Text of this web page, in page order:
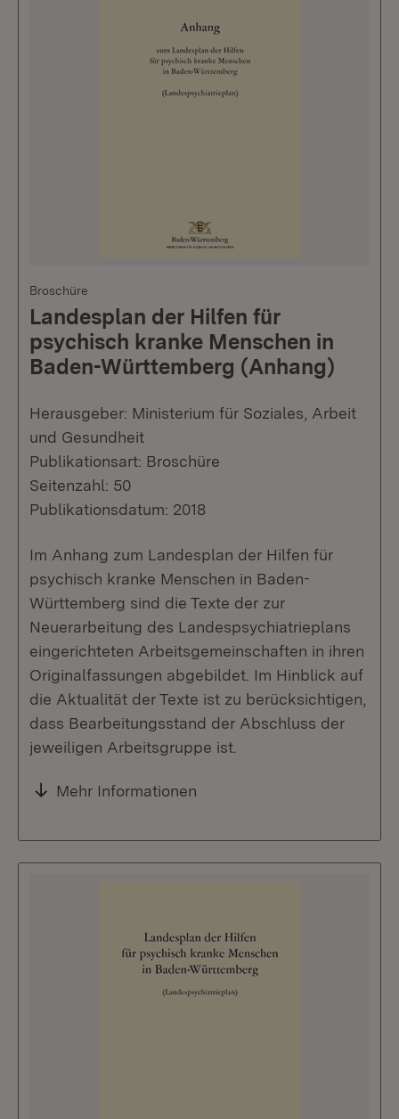
Broschüre
Landesplan der Hilfen für
psychisch kranke Menschen in
Baden-Württemberg (Anhang)
Herausgeber: Ministerium für Soziales, Arbeit
und Gesundheit
Publikationsart: Broschüre
Seitenzahl: 50
Publikationsdatum: 2018
Im Anhang zum Landesplan der Hilfen für
psychisch kranke Menschen in Baden-
Württemberg sind die Texte der zur
Neuerarbeitung des Landespsychiatrieplans
eingerichteten Arbeitsgemeinschaften in ihren
Originalfassungen abgebildet. Im Hinblick auf
die Aktualität der Texte ist zu berücksichtigen,
dass Bearbeitungsstand der Abschluss der
jeweiligen Arbeitsgruppe ist.
Mehr Informationen